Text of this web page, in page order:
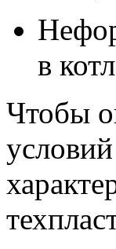
в
Чтобы